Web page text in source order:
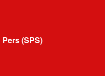
(SPS)